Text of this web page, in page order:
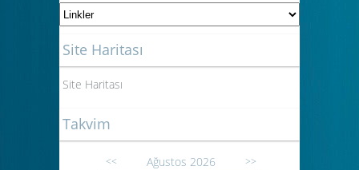
Site Haritası
Site Haritası
Takvim
<< Ağustos 2026 >>